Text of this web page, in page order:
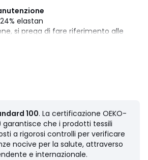
elastan
si prega di fare riferimento alle
del prodotto
Thailandia
Vietnam
di plastica nell'ambiente durante il
delle informazioni: 02/04/2026
100. La certificazione OEKO-
garantisce che i prodotti tessili
a rigorosi controlli per verificare
nocive per la salute, attraverso
e internazionale.